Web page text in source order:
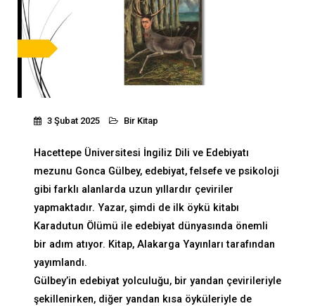
3 Şubat 2025 Bir Kitap
Hacettepe Üniversitesi İngiliz Dili ve Edebiyatı
mezunu Gonca Gülbey, edebiyat, felsefe ve psikoloji
gibi farklı alanlarda uzun yıllardır çeviriler
yapmaktadır. Yazar, şimdi de ilk öykü kitabı
Karadutun Ölümü ile edebiyat dünyasında önemli
bir adım atıyor. Kitap, Alakarga Yayınları tarafından
yayımlandı.
Gülbey’in edebiyat yolculuğu, bir yandan çevirileriyle
şekillenirken, diğer yandan kısa öyküleriyle de